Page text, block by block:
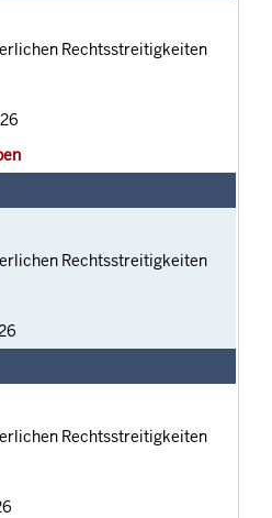
Rechtsstreitigkeiten
Rechtsstreitigkeiten
Rechtsstreitigkeiten